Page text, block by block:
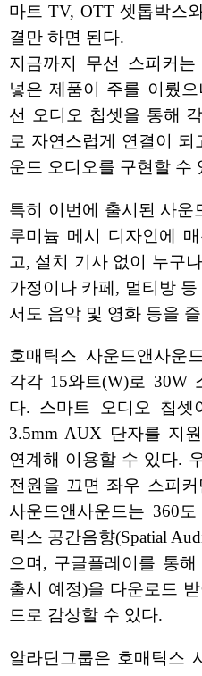
마트 TV, OTT 셋톱박스
결만 하면 된다.
지금까지 무선 스피커
넣은 제품이 주를 이뤘
선 오디오 칩셋을 통해
로 자연스럽게 연결이
운드 오디오를 구현할 수
특히 이번에 출시된 사운
루미늄 메시 디자인에
고, 설치 기사 없이 누구
가정이나 카페, 멀티방
서도 음악 및 영화 등을
호매틱스 사운드앤사운
각각 15와트(W)로 30W
다. 스마트 오디오 칩셋
3.5mm AUX 단자를 지
연계해 이용할 수 있다.
전원을 끄면 좌우 스피
사운드앤사운드는 360
릭스 공간음향(Spatial
으며, 구글플레이를 통
출시 예정)을 다운로드
드로 감상할 수 있다.
알라딘그룹은 호매틱스